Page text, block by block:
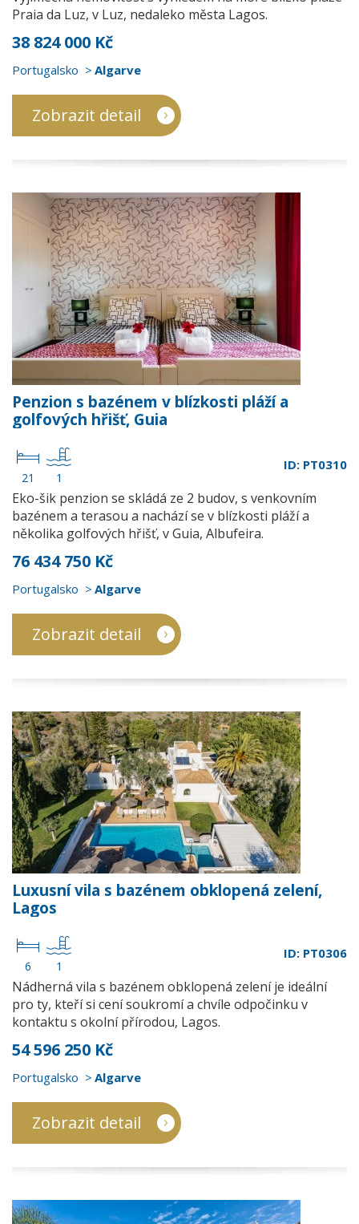
Praia da Luz, v Luz, nedaleko města Lagos.
38 824 000 Kč
Portugalsko Algarve
Zobrazit detail
Penzion s bazénem v blízkosti pláží a
golfových hřišť, Guia
21 1
ID: PT0310
Eko-šik penzion se skládá ze 2 budov, s venkovním
bazénem a terasou a nachází se v blízkosti pláží a
několika golfových hřišť, v Guia, Albufeira.
76 434 750 Kč
Portugalsko Algarve
Zobrazit detail
Luxusní vila s bazénem obklopená zelení,
Lagos
6 1
ID: PT0306
Nádherná vila s bazénem obklopená zelení je ideální
pro ty, kteří si cení soukromí a chvíle odpočinku v
kontaktu s okolní přírodou, Lagos.
54 596 250 Kč
Portugalsko Algarve
Zobrazit detail